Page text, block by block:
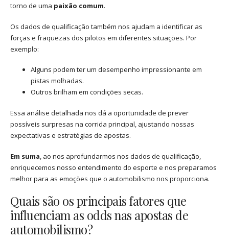
torno de uma paixão comum.
Os dados de qualificação também nos ajudam a identificar as
forças e fraquezas dos pilotos em diferentes situações. Por
exemplo:
Alguns podem ter um desempenho impressionante em
pistas molhadas.
Outros brilham em condições secas.
Essa análise detalhada nos dá a oportunidade de prever
possíveis surpresas na corrida principal, ajustando nossas
expectativas e estratégias de apostas.
Em suma, ao nos aprofundarmos nos dados de qualificação,
enriquecemos nosso entendimento do esporte e nos preparamos
melhor para as emoções que o automobilismo nos proporciona.
Quais são os principais fatores que
influenciam as odds nas apostas de
automobilismo?